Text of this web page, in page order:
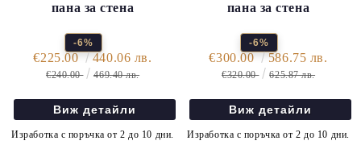
пана за стена
-6%
€225.00 440.06 лв.
€240.00 469.40 лв.
Виж детайли
Изработка с поръчка от 2 до 10 дни.
пана за стена
-6%
€300.00 586.75 лв.
€320.00 625.87 лв.
Виж детайли
Изработка с поръчка от 2 до 10 дни.